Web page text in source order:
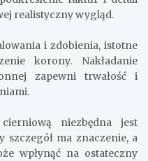
realistyczny wygląd.
i zdobienia, istotne
korony. Nakładanie
zapewni trwałość i
niezbędna jest
szczegół ma znaczenie, a
wpłynąć na ostateczny